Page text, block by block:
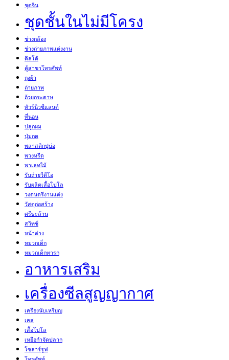
ชุดจีน
ชุดชั้นในไม่มีโครง
ช่างกล้อง
ช่างถ่ายภาพแต่งงาน
ดิลโด้
ตู้สาขาโทรศัพท์
ถุงผ้า
ถ่ายภาพ
ถ้วยกระดาษ
ทัวร์นิวซีแลนด์
ที่นอน
ปลูกผม
ปุ่มกด
พลาสติกปูบ่อ
พวงหรีด
พาเลทไม้
รับถ่ายวีดีโอ
รับผลิตเสื้อโปโล
วงดนตรีงานแต่ง
วัสดุก่อสร้าง
ศรีษะล้าน
สวิทช์
หน้าต่าง
หมวกเด็ก
หมวกเด็กทารก
อาหารเสริม
เครื่องซีลสูญญากาศ
เครื่องนับเหรียญ
เคส
เสื้อโปโล
เหยื่อกำจัดปลวก
โซลาร์รูฟ